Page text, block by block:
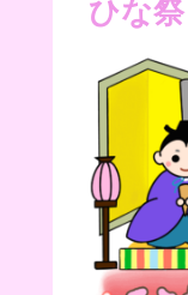
ひな祭